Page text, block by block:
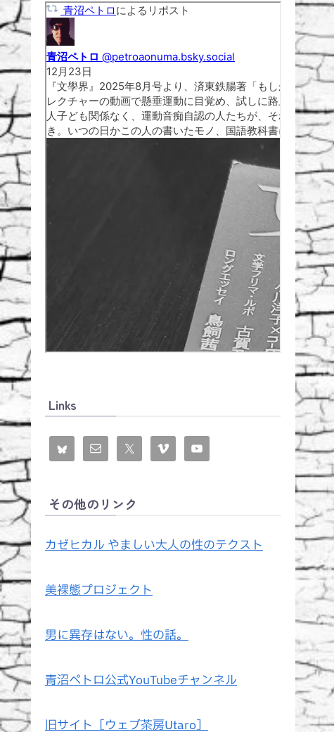
Links
その他のリンク
カゼヒカル やましい大人の性のテクスト
美裸態プロジェクト
男に異存はない。性の話。
青沼ペトロ公式YouTubeチャンネル
旧サイト［ウェブ茶房Utaro］